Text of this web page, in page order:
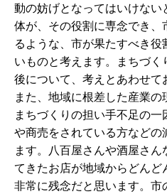
動の妨げとなってはいけな
体が、その役割に専念でき、
るような、市が果たすべき
いものと考えます。まちづ
後について、考えとあわせて
また、地域に根差した産業の
まちづくりの担い手不足の
や商売をされている方など
ます。八百屋さんや酒屋さ
てきたお店が地域からどんど
非常に残念だと思います。